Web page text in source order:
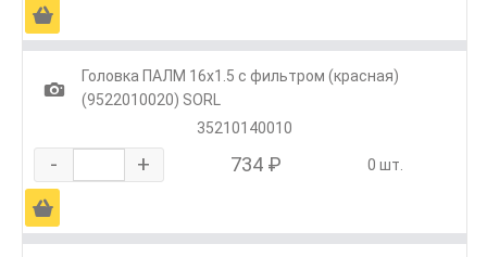
Ä
1
Головка ПАЛМ 16х1.5 с фильтром (красная)
(9522010020) SORL
35210140010
- + 734 ₽ 0 шт.
Ä